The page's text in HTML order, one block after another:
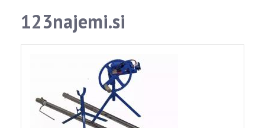
123najemi.si